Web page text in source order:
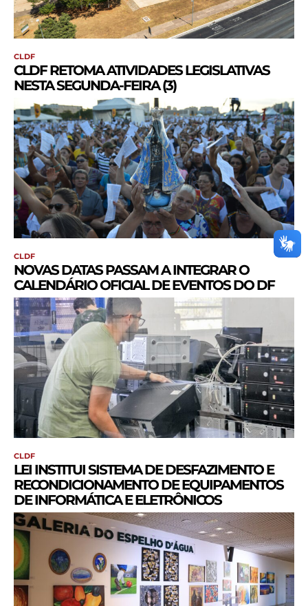
CLDF
CLDF RETOMA ATIVIDADES LEGISLATIVAS
NESTA SEGUNDA-FEIRA (3)
CLDF
NOVAS DATAS PASSAM A INTEGRAR O
CALENDÁRIO OFICIAL DE EVENTOS DO DF
CLDF
LEI INSTITUI SISTEMA DE DESFAZIMENTO E
RECONDICIONAMENTO DE EQUIPAMENTOS
DE INFORMÁTICA E ELETRÔNICOS